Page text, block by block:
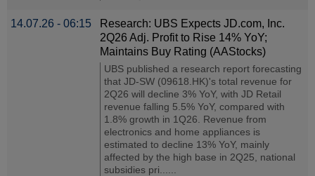
14.07.26 - 06:15
Research: UBS Expects JD.com, Inc.
2Q26 Adj. Profit to Rise 14% YoY;
Maintains Buy Rating (AAStocks)
UBS published a research report forecasting
that JD-SW (09618.HK)'s total revenue for
2Q26 will decline 3% YoY, with JD Retail
revenue falling 5.5% YoY, compared with
1.8% growth in 1Q26. Revenue from
electronics and home appliances is
estimated to decline 13% YoY, mainly
affected by the high base in 2Q25, national
subsidies pri......